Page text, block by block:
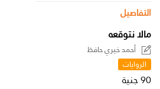
التفاصيل
مالا نتوقعه
أحمد خيري حافظ
الروايات
90 جنية